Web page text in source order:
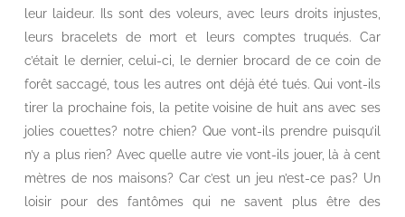
leur laideur. Ils sont des voleurs, avec leurs droits injustes,
leurs bracelets de mort et leurs comptes truqués. Car
c’était le dernier, celui-ci, le dernier brocard de ce coin de
forêt saccagé, tous les autres ont déjà été tués. Qui vont-ils
tirer la prochaine fois, la petite voisine de huit ans avec ses
jolies couettes? notre chien? Que vont-ils prendre puisqu’il
n’y a plus rien? Avec quelle autre vie vont-ils jouer, là à cent
mètres de nos maisons? Car c’est un jeu n’est-ce pas? Un
loisir pour des fantômes qui ne savent plus être des